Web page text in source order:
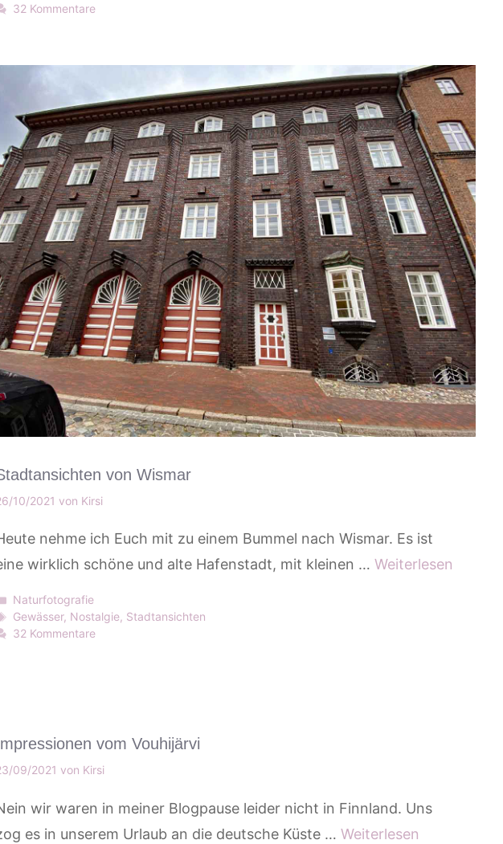
32 Kommentare
von Wismar
10/2021 von Kirsi
nehme ich Euch mit zu einem Bummel nach Wismar. Es ist
wirklich schöne und alte Hafenstadt, mit kleinen … Weiterlesen
Kategorien
Naturfotografie
Schlagwörter
Gewässer, Nostalgie, Stadtansichten
32 Kommentare
vom Vouhijärvi
09/2021 von Kirsi
wir waren in meiner Blogpause leider nicht in Finnland. Uns
es in unserem Urlaub an die deutsche Küste … Weiterlesen